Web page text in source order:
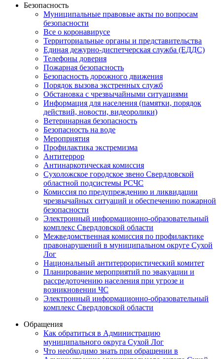
Безопасность
Муниципальные правовые акты по вопросам
безопасности
Все о коронавирусе
Территориальные органы и представительства
Единая дежурно-диспетчерская служба (ЕДДС)
Телефоны доверия
Пожарная безопасность
Безопасность дорожного движения
Порядок вызова экстренных служб
Обстановка с чрезвычайными ситуациями
Информация для населения (памятки, порядок
действий, новости, видеоролики)
Ветеринарная безопасность
Безопасность на воде
Мероприятия
Профилактика экстремизма
Антитеррор
Антинаркотическая комиссия
Сухоложское городское звено Свердловской
областной подсистемы РСЧС
Комиссия по предупреждению и ликвидации
чрезвычайных ситуаций и обеспечению пожарной
безопасности
Электронный информационно-образовательный
комплекс Cвердловской области
Межведомственная комиссия по профилактике
правонарушений в муниципальном округе Сухой
Лог
Национальный антитеррористический комитет
Планирование мероприятий по эвакуации и
рассредоточению населения при угрозе и
возникновении ЧС
Электронный информационно-образовательный
комплекс Свердловской области
Обращения
Как обратиться в Администрацию
муниципального округа Сухой Лог
Что необходимо знать при обращении в